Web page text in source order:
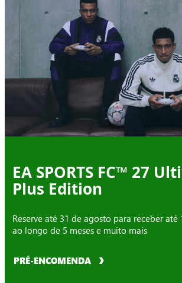
EA SPORTS FC™ 27
Plus Edition
Reserve até 31 de agosto para receber até
ao longo de 5 meses e muito mais
PRÉ-ENCOMENDA